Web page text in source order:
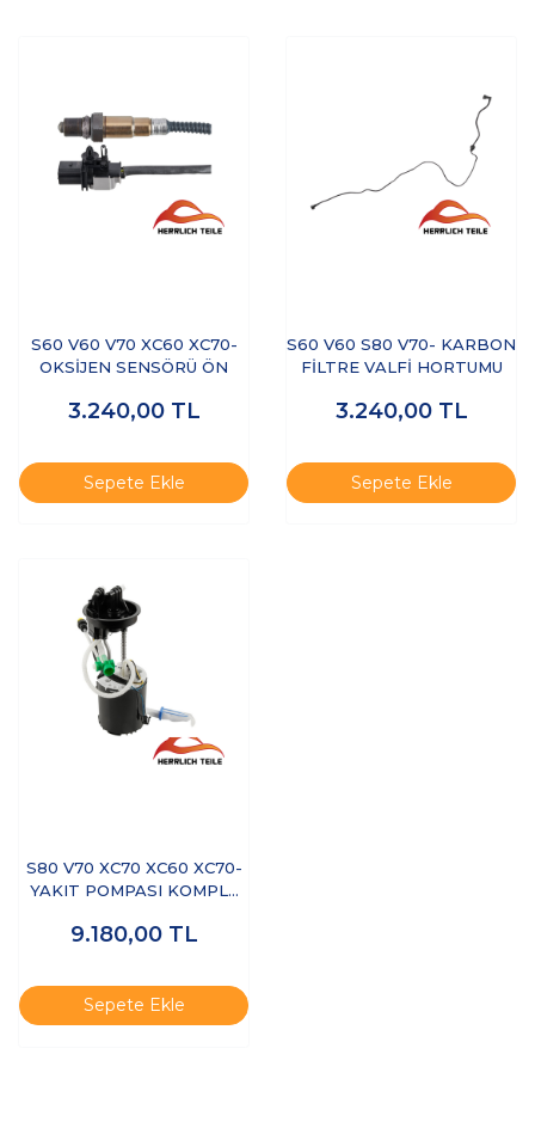
S60 V60 V70 XC60 XC70-
OKSİJEN SENSÖRÜ ÖN
3.240,00 TL
Sepete Ekle
S60 V60 S80 V70- KARBON
FİLTRE VALFİ HORTUMU
3.240,00 TL
Sepete Ekle
S80 V70 XC70 XC60 XC70-
YAKIT POMPASI KOMPLE
9.180,00 TL
Sepete Ekle